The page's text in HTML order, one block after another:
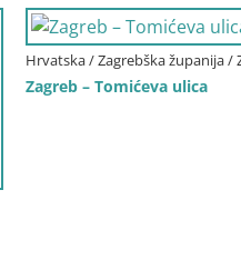
Hrvatska / Zagrebška županija /
Zagreb – Tomićeva ulica